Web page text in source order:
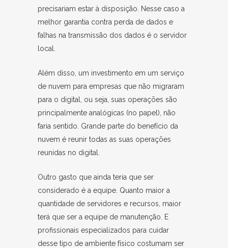
precisariam estar à disposição. Nesse caso a
melhor garantia contra perda de dados e
falhas na transmissão dos dados é o servidor
local.
Além disso, um investimento em um serviço
de nuvem para empresas que não migraram
para o digital, ou seja, suas operações são
principalmente analógicas (no papel), não
faria sentido. Grande parte do benefício da
nuvem é reunir todas as suas operações
reunidas no digital.
Outro gasto que ainda teria que ser
considerado é a equipe. Quanto maior a
quantidade de servidores e recursos, maior
terá que ser a equipe de manutenção. E
profissionais especializados para cuidar
desse tipo de ambiente físico costumam ser